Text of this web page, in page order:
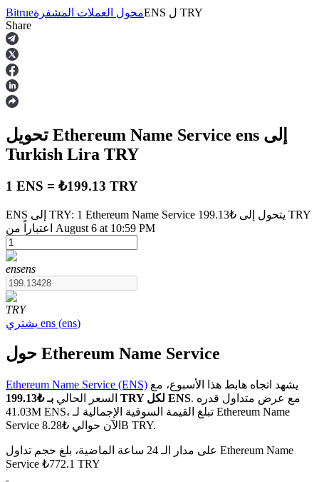
العقود الآجلة
العقود الآجلة USDT
العقود الآجلة لـ COIN-M
العقود الآجلة للعملات المشفرة
TradFi
Bitrueمحول العملات المشفرةENS ل TRY
Share
تحويل Ethereum Name Service ens
Turkish Lira TRY
1 ENS = ₺199.13 TRY
ENS إلى TRY: 1 Ethereum Name Service يتحول إلى ₺199.13 TRY
اعتباراً من August 6 at 10:59 PM
ensens
TRY
يشتري ens (ens)
حول Ethereum Name Service
Ethereum Name Service (ENS)
السعر الحالي
بـ ₺199.13 TRY لكل ENS. مع عرض متداول قدره
41.03M ENS، تبلغ القيمة السوقية الإجمالية لـ Ethereum Name
Service الآن حوالي ₺8.28B TRY.
على مدار الـ 24 ساعة الماضية، بلغ حجم تداول Ethereum Name
Service ₺772.1 TRY